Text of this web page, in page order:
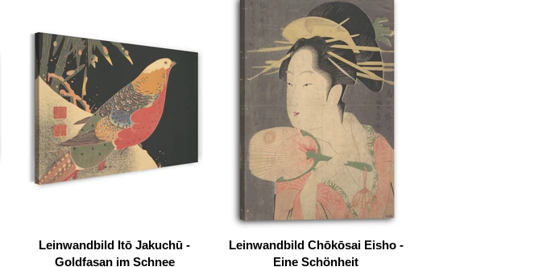
Leinwandbild Itō Jakuchū -
Goldfasan im Schnee
Leinwandbild Chōkōsai Eisho -
Eine Schönheit